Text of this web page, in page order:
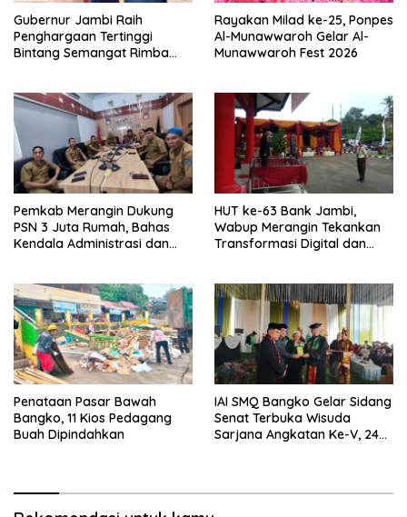
Gubernur Jambi Raih
Penghargaan Tertinggi
Bintang Semangat Rimba
Rayakan Milad ke-25, Ponpes
Al-Munawwaroh Gelar Al-
Munawwaroh Fest 2026
Pemkab Merangin Dukung
PSN 3 Juta Rumah, Bahas
Kendala Administrasi dan
HUT ke-63 Bank Jambi,
Wabup Merangin Tekankan
Transformasi Digital dan
Penataan Pasar Bawah
Bangko, 11 Kios Pedagang
Buah Dipindahkan
IAI SMQ Bangko Gelar Sidang
Senat Terbuka Wisuda
Sarjana Angkatan Ke-V, 243